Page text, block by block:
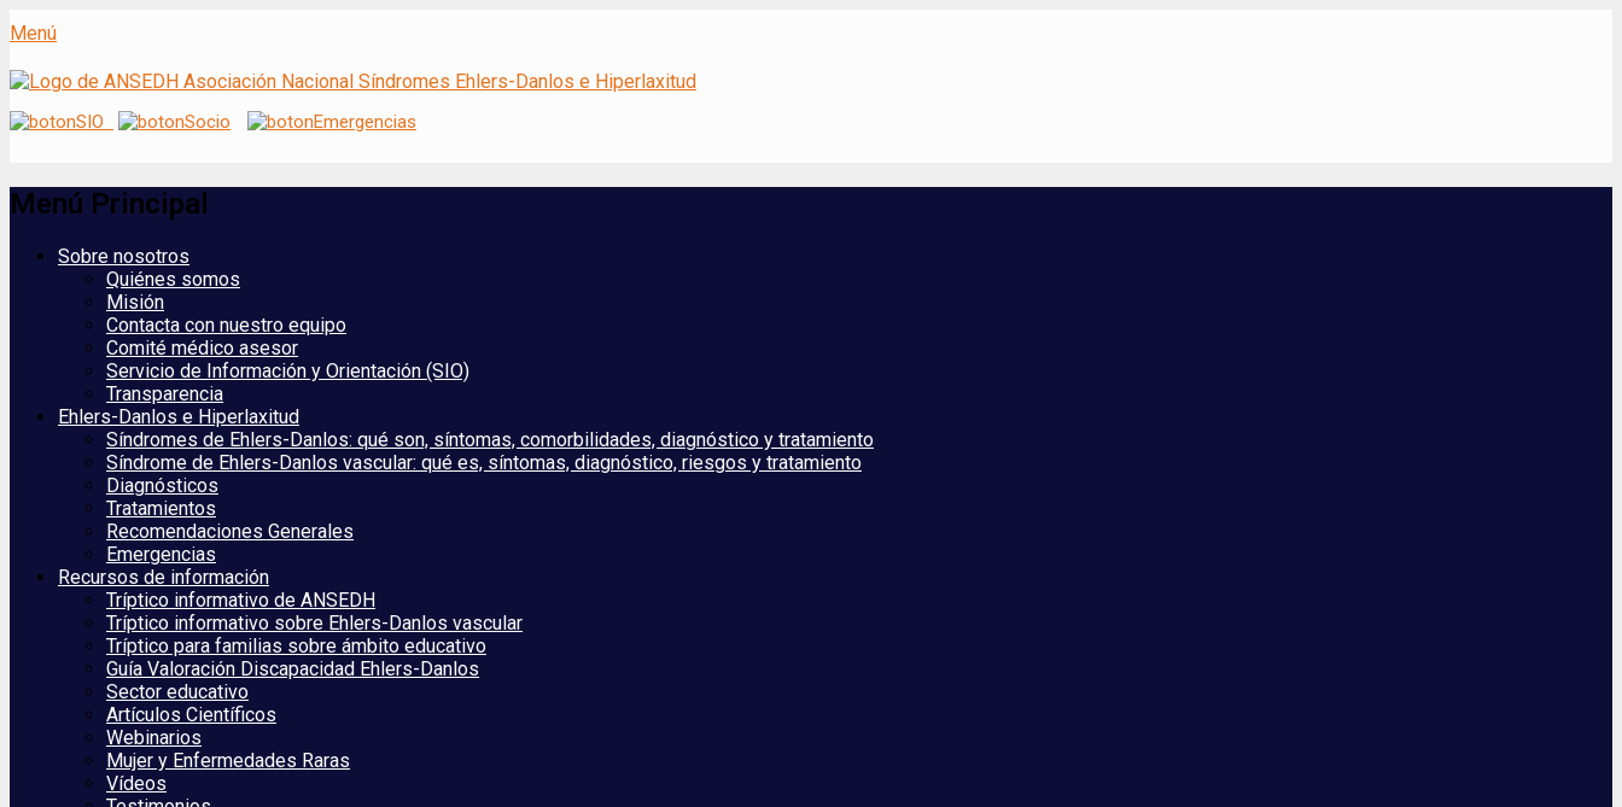
Menú
ANSEDH
Asociación Nacional del Síndrome de Ehlers-Danlos e Hiperlaxitud
Menú Principal
Saltar
contenido
Sobre nosotros
Quiénes somos
Misión
Contacta con nuestro equipo
Comité médico asesor
Servicio de Información y Orientación (SIO)
Transparencia
Ehlers-Danlos e Hiperlaxitud
Síndromes de Ehlers-Danlos: qué son, síntomas, comorbilidades, diagnóstico y tratamiento
Síndrome de Ehlers-Danlos vascular: qué es, síntomas, diagnóstico, riesgos y tratamiento
Diagnósticos
Tratamientos
Recomendaciones Generales
Emergencias
Recursos de información
Tríptico informativo de ANSEDH
Tríptico informativo sobre Ehlers-Danlos vascular
Tríptico para familias sobre ámbito educativo
Guía Valoración Discapacidad Ehlers-Danlos
Sector educativo
Artículos Científicos
Webinarios
Mujer y Enfermedades Raras
Vídeos